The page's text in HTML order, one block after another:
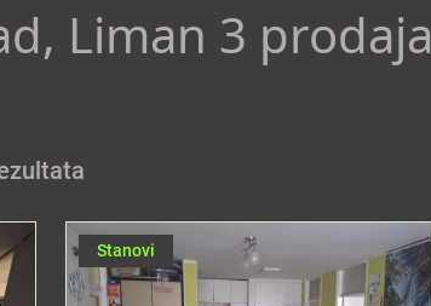
Liman 3 prodaja
Stanovi